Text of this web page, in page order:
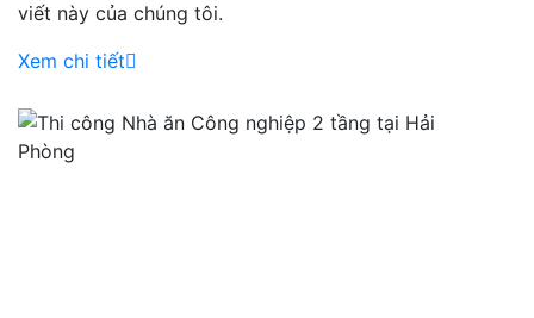
viết này của chúng tôi.
Xem chi tiết